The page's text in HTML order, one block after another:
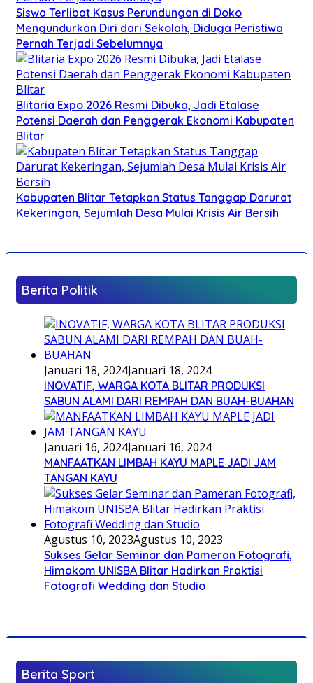
Siswa Terlibat Kasus Perundungan di Doko
Mengundurkan Diri dari Sekolah, Diduga Peristiwa
Pernah Terjadi Sebelumnya
Blitaria Expo 2026 Resmi Dibuka, Jadi Etalase
Potensi Daerah dan Penggerak Ekonomi Kabupaten
Blitar
Kabupaten Blitar Tetapkan Status Tanggap Darurat
Kekeringan, Sejumlah Desa Mulai Krisis Air Bersih
Berita Politik
Januari 18, 2024Januari 18, 2024
INOVATIF, WARGA KOTA BLITAR PRODUKSI
SABUN ALAMI DARI REMPAH DAN BUAH-BUAHAN
Januari 16, 2024Januari 16, 2024
MANFAATKAN LIMBAH KAYU MAPLE JADI JAM
TANGAN KAYU
Agustus 10, 2023Agustus 10, 2023
Sukses Gelar Seminar dan Pameran Fotografi,
Himakom UNISBA Blitar Hadirkan Praktisi
Fotografi Wedding dan Studio
Berita Sport